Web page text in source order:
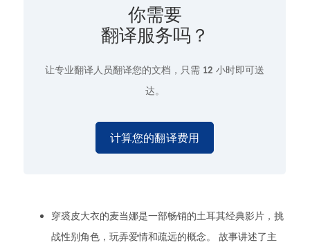
你需要
翻译服务吗？
让专业翻译人员翻译您的文档，只需 12 小时即可送
达。
计算您的翻译费用
穿裘皮大衣的麦当娜是一部畅销的土耳其经典影片，挑
战性别角色，玩弄爱情和疏远的概念。 故事讲述了主